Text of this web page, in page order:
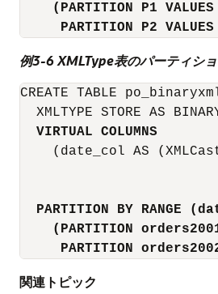
(PARTITION P1
PARTITION P2
例3-6 XMLType表のパーティシ
CREATE TABLE
XMLTYPE STORE AS
VIRTUAL COLUMNS
(date_col AS
PARTITION BY RANGE
(PARTITION
PARTITION
関連トピック